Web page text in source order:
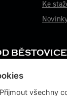
Kde
De
Novinky
všechny